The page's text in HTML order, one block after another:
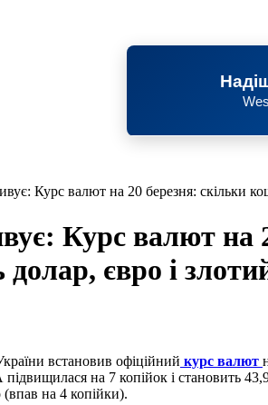
Курс валют на 20 березня: скільки
Курс валют на
євро і
встановив офіційний курс валют
на 7 копійок і становить
(впав на 4 копійки).